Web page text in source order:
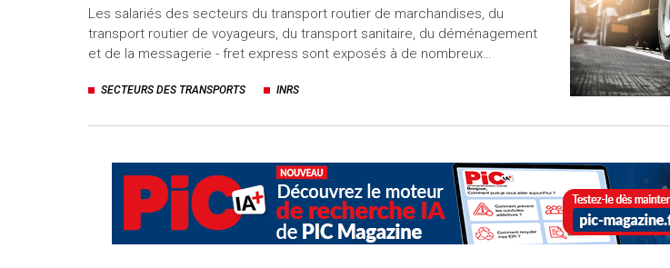
Les salariés des secteurs du transport routier de marchandises, du
transport routier de voyageurs, du transport sanitaire, du déménagement
et de la messagerie - fret express sont exposés à de nombreux…
SECTEURS DES TRANSPORTS INRS